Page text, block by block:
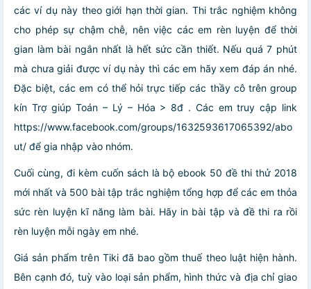
các ví dụ này theo giới hạn thời gian. Thi trắc nghiệm không
cho phép sự chậm chễ, nên việc các em rèn luyện để thời
gian làm bài ngắn nhất là hết sức cần thiết. Nếu quá 7 phút
mà chưa giải được ví dụ này thì các em hãy xem đáp án nhé.
Đặc biệt, các em có thể hỏi trực tiếp các thầy cô trên group
kín Trợ giúp Toán – Lý – Hóa > 8đ . Các em truy cập link
https://www.facebook.com/groups/1632593617065392/abo
ut/ để gia nhập vào nhóm.
Cuối cùng, đi kèm cuốn sách là bộ ebook 50 đề thi thử 2018
mới nhất và 500 bài tập trắc nghiệm tổng hợp để các em thỏa
sức rèn luyện kĩ năng làm bài. Hãy in bài tập và đề thi ra rồi
rèn luyện mỗi ngày em nhé.
Giá sản phẩm trên Tiki đã bao gồm thuế theo luật hiện hành.
Bên cạnh đó, tuỳ vào loại sản phẩm, hình thức và địa chỉ giao